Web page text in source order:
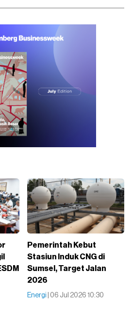
Pemerintah Kebut
Stasiun Induk CNG di
Sumsel, Target Jalan
2026
Energi | 06 Jul 2026 10:30